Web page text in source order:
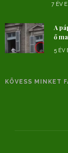
7 ÉV
A
ő
5 ÉV
KÖVESS MINKET